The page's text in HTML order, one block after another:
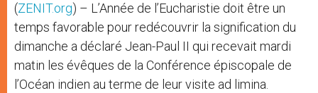
(ZENIT.org) – L’Année de l’Eucharistie doit être un
temps favorable pour redécouvrir la signification du
dimanche a déclaré Jean-Paul II qui recevait mardi
matin les évêques de la Conférence épiscopale de
l’Océan indien au terme de leur visite ad limina.